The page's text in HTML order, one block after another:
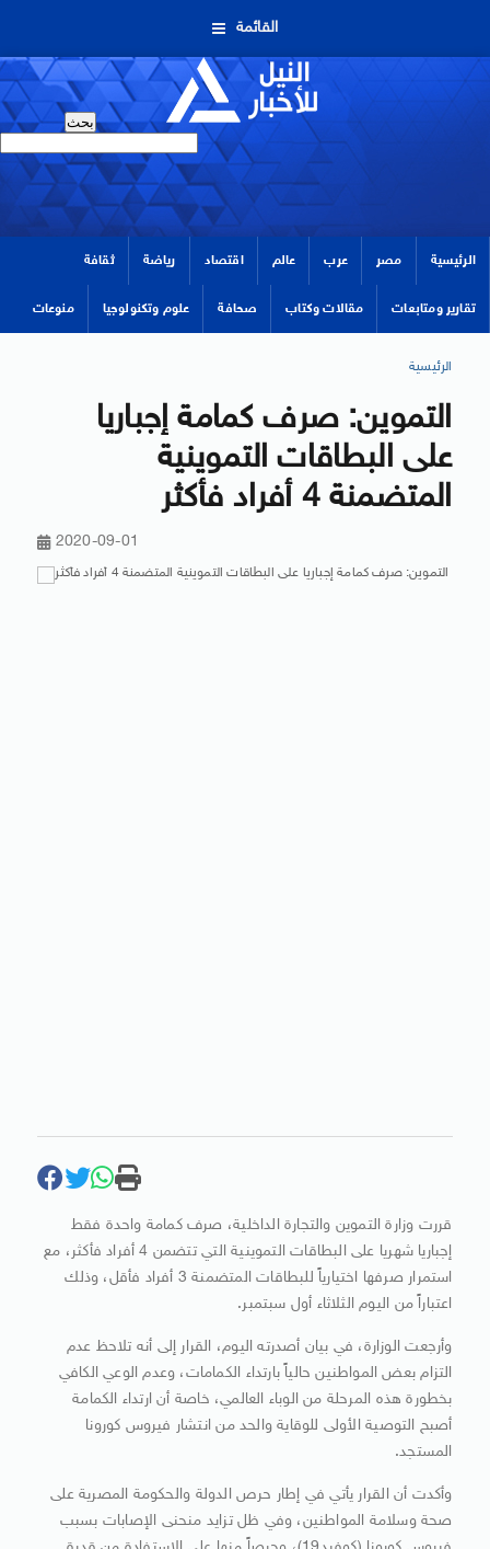
القائمة
الرئيسية مصر عرب عالم اقتصاد رياضة ثقافة
تقارير ومتابعات مقالات وكتاب صحافة علوم وتكنولوجيا منوعات
الرئيسية
التموين: صرف كمامة إجباريا
على البطاقات التموينية
المتضمنة 4 أفراد فأكثر
2020-09-01
قررت وزارة التموين والتجارة الداخلية، صرف كمامة واحدة فقط
إجباريا شهريا على البطاقات التموينية التي تتضمن 4 أفراد فأكثر، مع
استمرار صرفها اختيارياً للبطاقات المتضمنة 3 أفراد فأقل، وذلك
اعتباراً من اليوم الثلاثاء أول سبتمبر.
وأرجعت الوزارة، في بيان أصدرته اليوم، القرار إلى أنه تلاحظ عدم
التزام بعض المواطنين حالياً بارتداء الكمامات، وعدم الوعي الكافي
بخطورة هذه المرحلة من الوباء العالمي، خاصة أن ارتداء الكمامة
أصبح التوصية الأولى للوقاية والحد من انتشار فيروس كورونا
المستجد.
وأكدت أن القرار يأتي في إطار حرص الدولة والحكومة المصرية على
صحة وسلامة المواطنين، وفي ظل تزايد منحنى الإصابات بسبب